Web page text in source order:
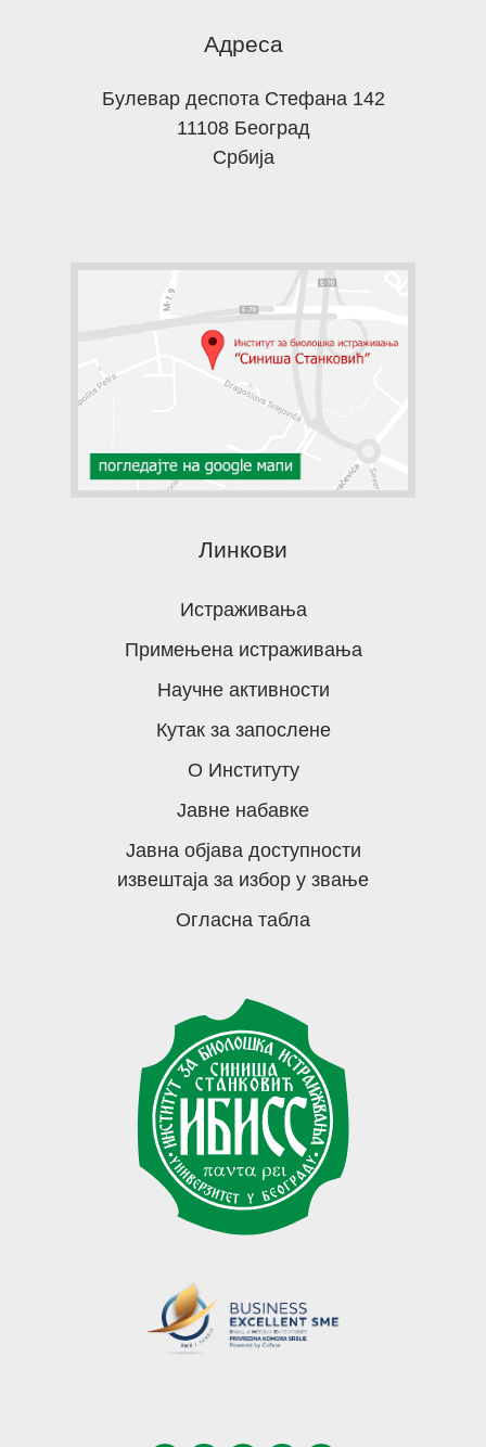
Адреса
Булевар деспота Стефана 142
11108 Београд
Србија
Линкови
Истраживања
Примењена истраживања
Научне активности
Кутак за запослене
О Институту
Јавне набавке
Јавна објава доступности
извештаја за избор у звање
Огласна табла